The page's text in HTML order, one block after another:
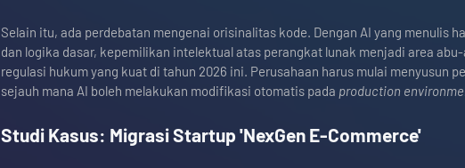
Selain itu, ada perdebatan mengenai orisinalitas kode. Dengan AI yang menulis
dan logika dasar, kepemilikan intelektual atas perangkat lunak menjadi area
regulasi hukum yang kuat di tahun 2026 ini. Perusahaan harus mulai menyusun
sejauh mana AI boleh melakukan modifikasi otomatis pada production
Studi Kasus: Migrasi Startup 'NexGen E-Commerce'